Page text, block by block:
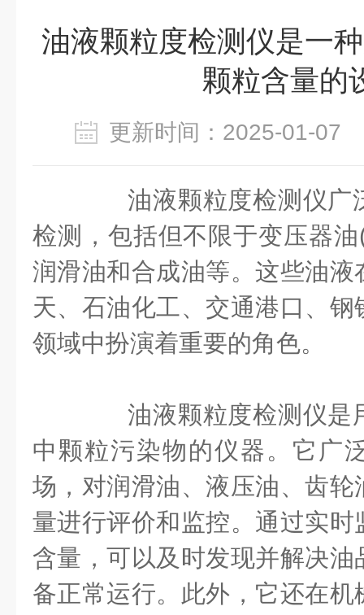
油液颗粒度检测仪是一
颗粒含量的
更新时间：2025-01-
油液颗粒度检测仪广
检测，包括但不限于变压器
润滑油和合成油等。这些油
天、石油化工、交通港口、
领域中扮演着重要的角色‌。
油液颗粒度检测仪是
中颗粒污染物的仪器。它广
场，对润滑油、液压油、齿
量进行评价和监控。通过实
含量，可以及时发现并解决
备正常运行。此外，它还在